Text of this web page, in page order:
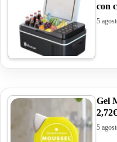
con
5
Gel
5